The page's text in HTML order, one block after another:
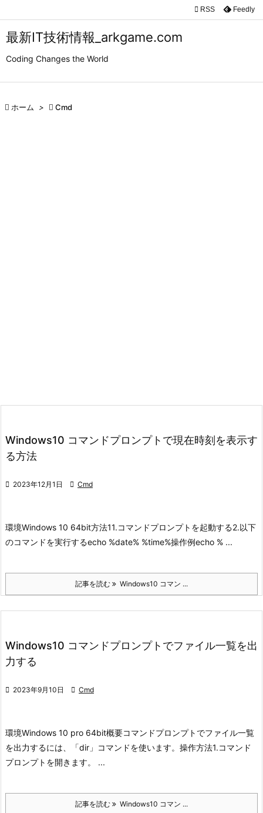
最新IT技術情報_arkgame.com
Coding Changes the World


 RSS Feedly
 ホーム >  Cmd
Windows10 コマンドプロンプトで現在時刻を表示す
る方法
 2023年12月1日  Cmd
環境Windows 10 64bit方法11.コマンドプロンプトを起動する2.以下
のコマンドを実行するecho %date% %time%操作例echo % ...
記事を読む Windows10 コマン ...
Windows10 コマンドプロンプトでファイル一覧を出
力する
 2023年9月10日  Cmd
環境Windows 10 pro 64bit概要コマンドプロンプトでファイル一覧
を出力するには、「dir」コマンドを使います。 操作方法1.コマンド
プロンプトを開きます。 ...
記事を読む Windows10 コマン ...